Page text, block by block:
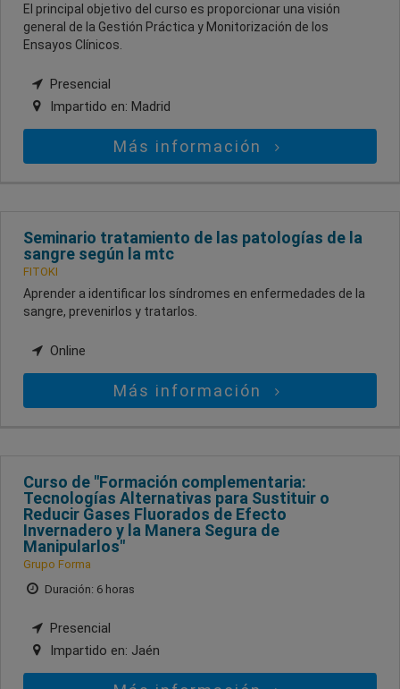
El principal objetivo del curso es proporcionar una visión
general de la Gestión Práctica y Monitorización de los
Ensayos Clínicos.
Presencial
Impartido en: Madrid
Más información
Seminario tratamiento de las patologías de la
sangre según la mtc
FITOKI
Aprender a identificar los síndromes en enfermedades de la
sangre, prevenirlos y tratarlos.
Online
Más información
Curso de "Formación complementaria:
Tecnologías Alternativas para Sustituir o
Reducir Gases Fluorados de Efecto
Invernadero y la Manera Segura de
Manipularlos"
Grupo Forma
Duración: 6 horas
Presencial
Impartido en: Jaén